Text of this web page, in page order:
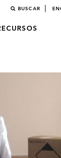
BUSCAR